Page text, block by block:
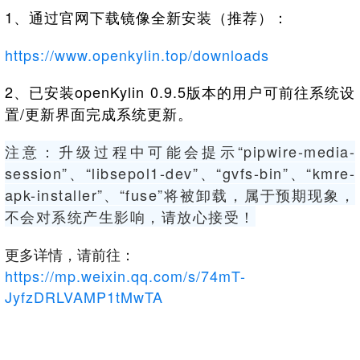
1、通过官网下载镜像全新安装（推荐）：
https://www.openkylin.top/downloads
2、已安装openKylin 0.9.5版本的用户可前往系统设
置/更新界面完成系统更新。
注意：升级过程中可能会提示“pipwire-media-
session”、“libsepol1-dev”、“gvfs-bin”、“kmre-
apk-installer”、“fuse”将被卸载，属于预期现象，
不会对系统产生影响，请放心接受！
更多详情，请前往：
https://mp.weixin.qq.com/s/74mT-
JyfzDRLVAMP1tMwTA